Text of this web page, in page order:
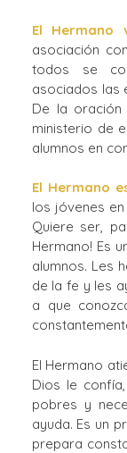
El Hermano
asociación
todos se
asociados las
De la
ministerio de
alumnos en
El Hermano
los jóvenes
Quiere ser,
Hermano! Es
alumnos. Les
de la fe y les
a que
El Hermano
Dios le
pobres y
ayuda. Es un
prepara